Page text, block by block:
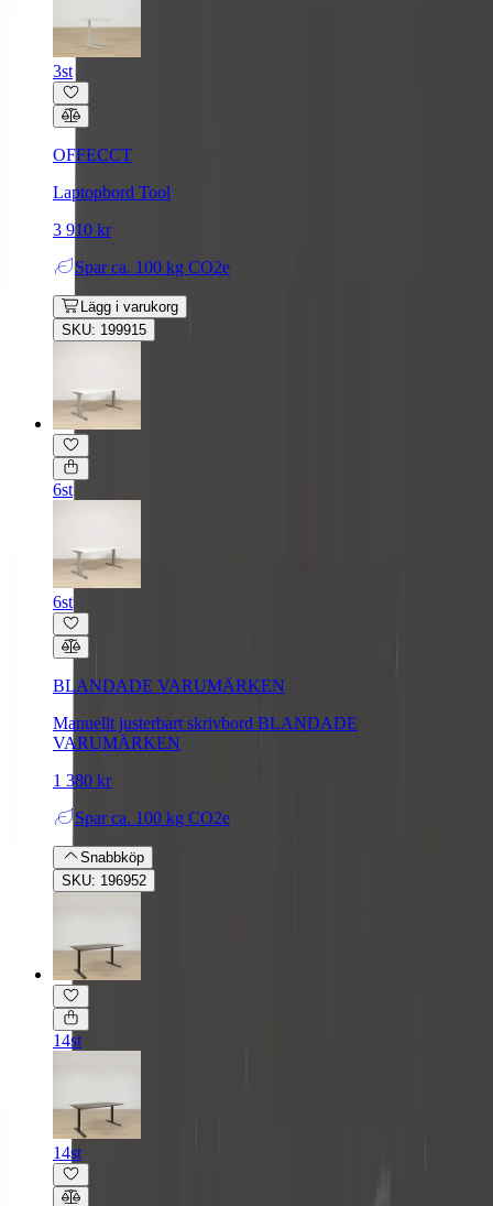
3st
OFFECCT
Laptopbord Tool
3 910 kr
Spar ca. 100 kg CO2e
Lägg i varukorg
SKU: 199915
6st
6st
BLANDADE VARUMÄRKEN
Manuellt justerbart skrivbord BLANDADE
VARUMÄRKEN
1 380 kr
Spar ca. 100 kg CO2e
Snabbköp
SKU: 196952
14st
14st